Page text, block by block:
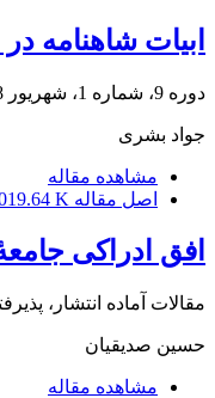
ابیات شاهنامه در
دوره 9، شماره 1، شهریور 1398، صفحه
جواد بشری
مشاهده مقاله
اصل مقاله K
افق ادراکی جامعۀ شهری
مقالات آماده انتشار،
حسین صدیقیان
مشاهده مقاله